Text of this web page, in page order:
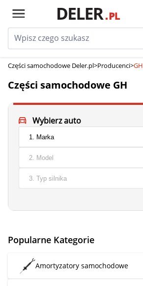
Części samochodowe Deler.pl>Producenci>GH
Części samochodowe GH
Wybierz auto
Popularne Kategorie
Amortyzatory samochodowe